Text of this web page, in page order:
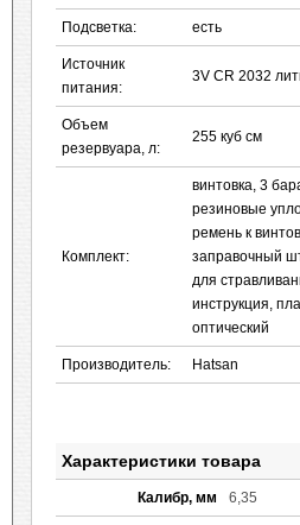
Подсветка: есть
Источник
питания:
3V CR 2032
Объем
резервуара, л:
255 куб см
Комплект:
винтовка, 3
резиновые
ремень к
заправочный
для
инструкция,
оптический
Производитель: Hatsan
Характеристики товара
Калибр, мм 6,35